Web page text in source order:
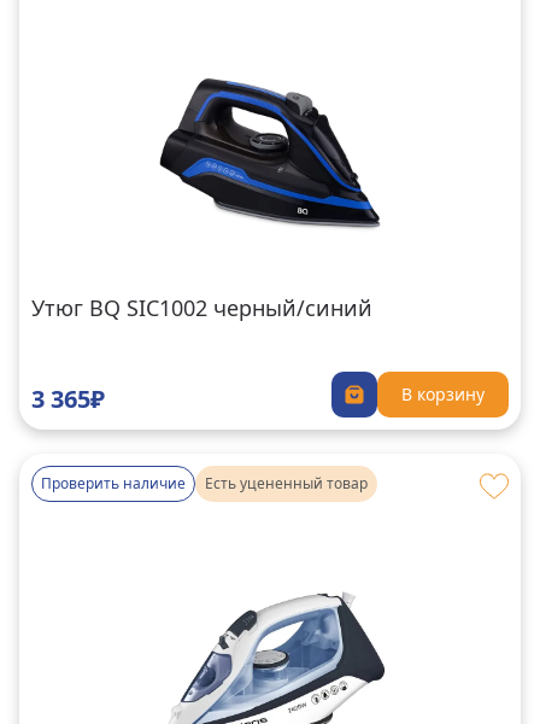
Утюг BQ SIC1002 черный/синий
3 365₽ В корзину
Проверить наличие Есть уцененный товар